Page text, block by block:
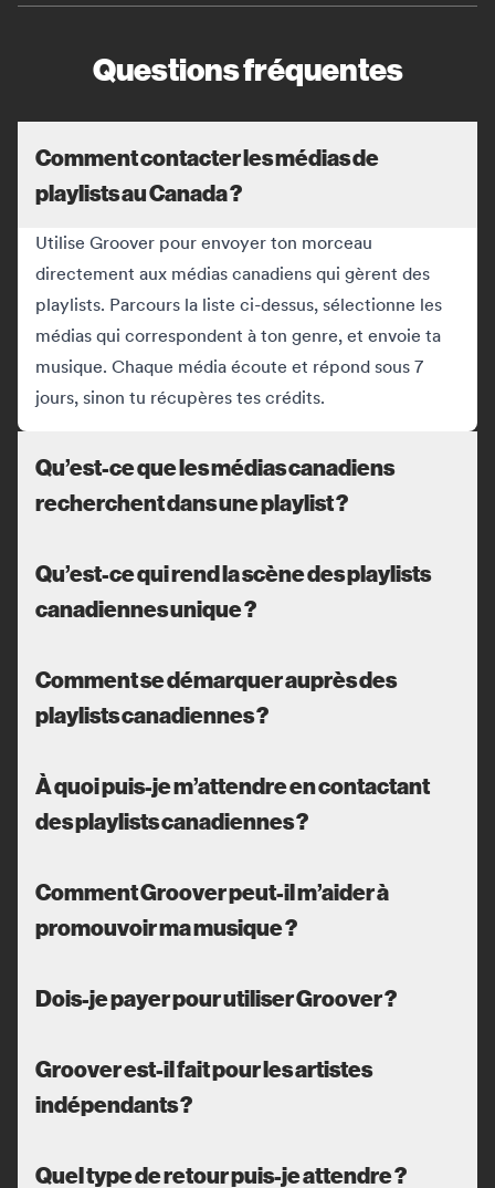
Questions fréquentes
Comment contacter les médias de
playlists au Canada ?
Utilise Groover pour envoyer ton morceau
directement aux médias canadiens qui gèrent des
playlists. Parcours la liste ci-dessus, sélectionne les
médias qui correspondent à ton genre, et envoie ta
musique. Chaque média écoute et répond sous 7
jours, sinon tu récupères tes crédits.
Qu’est-ce que les médias canadiens
recherchent dans une playlist ?
Qu’est-ce qui rend la scène des playlists
canadiennes unique ?
Comment se démarquer auprès des
playlists canadiennes ?
À quoi puis-je m’attendre en contactant
des playlists canadiennes ?
Comment Groover peut-il m’aider à
promouvoir ma musique ?
Dois-je payer pour utiliser Groover ?
Groover est-il fait pour les artistes
indépendants ?
Quel type de retour puis-je attendre ?